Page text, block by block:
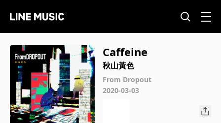
Caffeine
秋山黃色
From Dropout
2020-03-03